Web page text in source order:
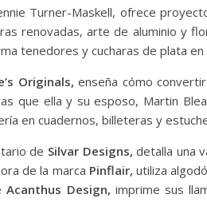
Turner-Maskell, ofrece
renovadas, arte de aluminio y
tenedores y cucharas de plata
Originals, enseña cómo
que ella y su esposo, Martin
en cuadernos, billeteras y
de Silvar Designs, detalla una
de la marca Pinflair, utiliza
Acanthus Design, imprime sus